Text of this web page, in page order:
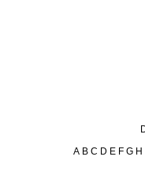
A B C D E F G H